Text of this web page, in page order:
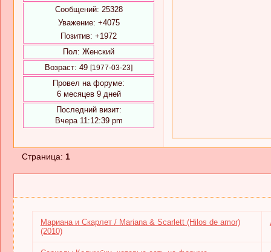
Сообщений: 25328
Уважение: +4075
Позитив: +1972
Пол: Женский
Возраст: 49 [1977-03-23]
Провел на форуме:
6 месяцев 9 дней
Последний визит:
Вчера 11:12:39 pm
Страница: 1
Мариана и Скарлет / Mariana & Scarlett (Hilos de amor)
(2010)